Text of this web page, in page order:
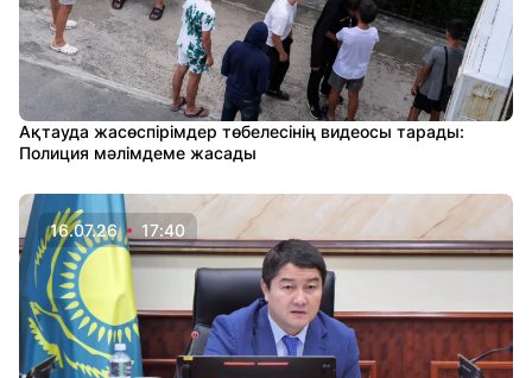
Ақтауда жасөспірімдер төбелесінің видеосы тарады:
Полиция мәлімдеме жасады
16.07.26 17:40